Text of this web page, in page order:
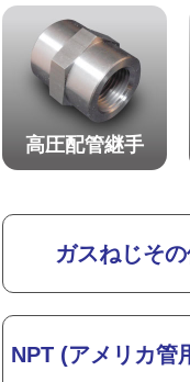
高圧配管継手
ガスねじそ
NPT (アメリカ管